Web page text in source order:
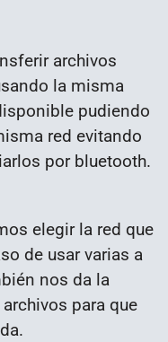
archivos
la misma
pudiendo
red evitando
por bluetooth.
elegir la red que
de usar varias a
nos da la
para que